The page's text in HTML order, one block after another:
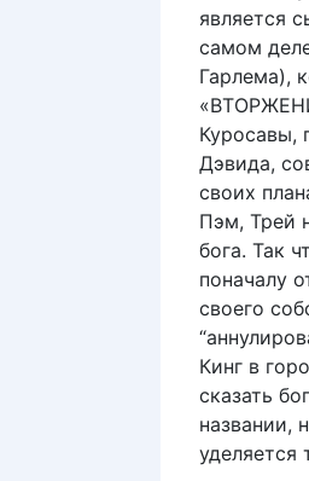
является
самом
Гарлема),
Куросавы,
Дэвида,
своих
Пэм, Трей
бога. Так
поначалу
своего
Кинг в
сказать
названии,
уделяется